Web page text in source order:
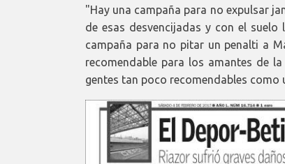
"Hay una campaña para no expulsar
de esas desvencijadas y con el
campaña para no pitar un penalti a
recomendable para los amantes de
gentes tan poco recomendables